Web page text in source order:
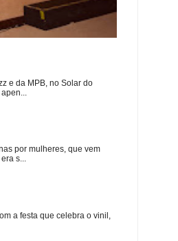
e da MPB, no Solar do
por mulheres, que vem
s...
a festa que celebra o vinil,